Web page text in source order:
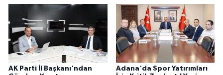
AK Parti İl Başkanı'ndan
Adana'da Spor Yatırımları